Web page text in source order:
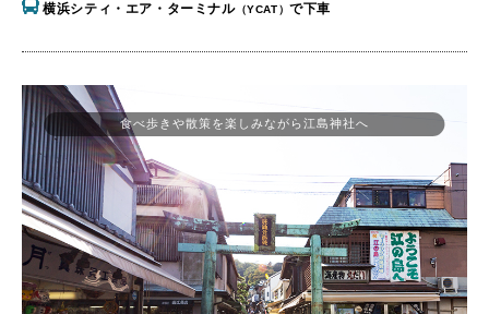
横浜シティ・エア・ターミナル（YCAT）で下車
食べ歩きや散策を楽しみながら江島神社へ